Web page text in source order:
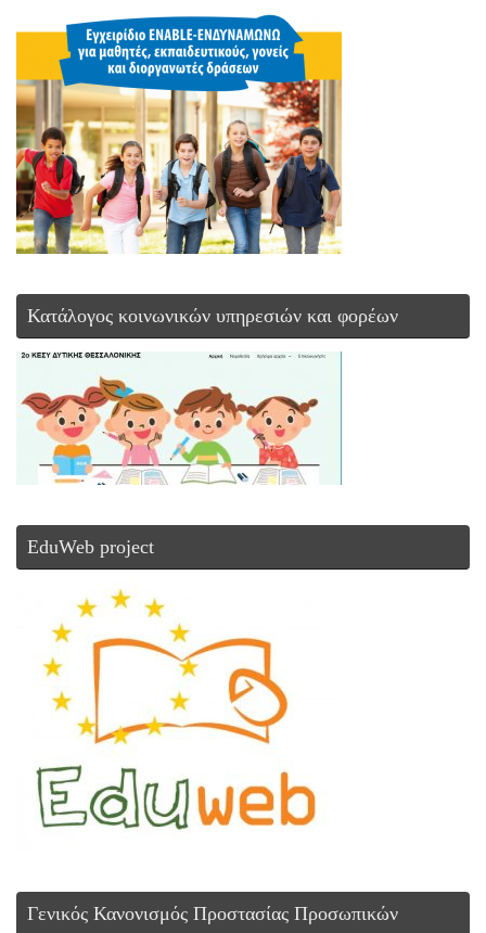
Κατάλογος κοινωνικών υπηρεσιών και φορέων
EduWeb project
Γενικός Κανονισμός Προστασίας Προσωπικών